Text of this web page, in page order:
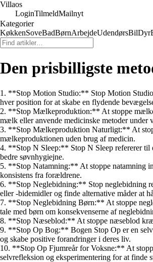
Villaos
LoginTilmeldMailnyt
Kategorier
KøkkenSoveBadBørnArbejdeUdendørsBilDyr
Den prisbilligste
1. **Stop Motion Studio:** Stop Motion Studio
hver position for at skabe en flydende
2. **Stop Mælkeproduktion:** At stoppe
mælk eller anvende medicinske metoder under
3. **Stop Mælkeproduktion Naturligt:** At
mælkeproduktionen uden brug af medicin.
4. **Stop N Sleep:** Stop N Sleep refererer til
bedre søvnhygiejne.
5. **Stop Natamning:** At stoppe natamning
konsistens fra forældrene.
6. **Stop Neglebidning:** Stop neglebidning
eller -bidemidler og finde alternative måder at
7. **Stop Neglebidning Børn:** At stoppe
tale med børn om konsekvenserne af
8. **Stop Næseblod:** At stoppe næseblod
9. **Stop Op Bog:** Bogen Stop Op er en
og skabe positive forandringer i deres liv.
10. **Stop Op Fjumreår for Voksne:** At
selvrefleksion og eksperimentering for at finde